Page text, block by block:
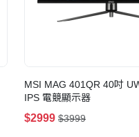
MSI MAG 401QR 40吋
IPS 電競顯示器
$2999 $3999